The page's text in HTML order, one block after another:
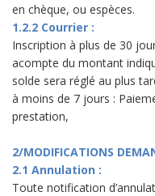
en chèque, ou espèces.
1.2.2 Courrier :
Inscription à plus de 30
acompte du montant
solde sera réglé au plus
à moins de 7 jours :
prestation,
2/MODIFICATIONS
2.1 Annulation :
Toute notification